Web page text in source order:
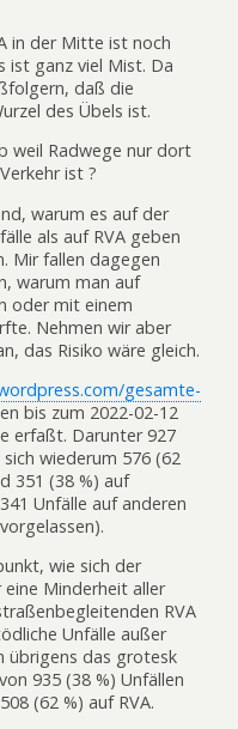
in der Mitte ist noch
ist ganz viel Mist. Da
daß die
des Übels ist.
weil Radwege nur dort
ist ?
warum es auf der
als auf RVA geben
Mir fallen dagegen
warum man auf
oder mit einem
Nehmen wir aber
das Risiko wäre gleich.
gesamte-
bis zum 2022-02-12
erfaßt. Darunter 927
wiederum 576 (62
351 (38 %) auf
Unfälle auf anderen
wie sich der
Minderheit aller
RVA
Unfälle außer
übrigens das grotesk
935 (38 %) Unfällen
(62 %) auf RVA.